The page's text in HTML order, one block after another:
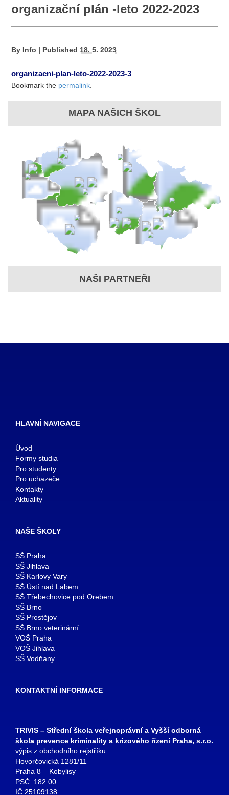
organizační plán -leto 2022-2023
By Info | Published 18. 5. 2023
organizacni-plan-leto-2022-2023-3
Bookmark the permalink
MAPA NAŠICH ŠKOL
NAŠI PARTNEŘI
HLAVNÍ NAVIGACE
Úvod
Formy studia
Pro studenty
Pro uchazeče
Kontakty
Aktuality
NAŠE ŠKOLY
SŠ Praha
SŠ Jihlava
SŠ Karlovy Vary
SŠ Ústí nad Labem
SŠ Třebechovice pod Orebem
SŠ Brno
SŠ Prostějov
SŠ Brno veterinární
VOŠ Praha
VOŠ Jihlava
SŠ Vodňany
KONTAKTNÍ INFORMACE
TRIVIS – Střední škola veřejnoprávní a Vyšší odborná
škola prevence kriminality a krizového řízení Praha, s.r.o.
výpis z obchodního rejstříku
Hovorčovická 1281/11
Praha 8 – Kobylisy
PSČ: 182 00
IČ:25109138